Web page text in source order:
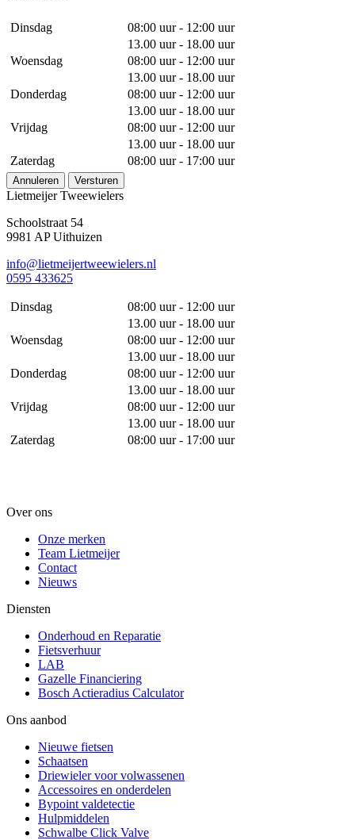
Dinsdag
08:00 uur - 12:00 uur
13.00 uur - 18.00 uur
Woensdag
08:00 uur - 12:00 uur
13.00 uur - 18.00 uur
Donderdag
08:00 uur - 12:00 uur
13.00 uur - 18.00 uur
Vrijdag
08:00 uur - 12:00 uur
13.00 uur - 18.00 uur
Zaterdag
08:00 uur - 17:00 uur
Annuleren Versturen
Lietmeijer Tweewielers
Schoolstraat 54
9981 AP Uithuizen
info@lietmeijertweewielers.nl
0595 433625
Dinsdag
08:00 uur - 12:00 uur
13.00 uur - 18.00 uur
Woensdag
08:00 uur - 12:00 uur
13.00 uur - 18.00 uur
Donderdag
08:00 uur - 12:00 uur
13.00 uur - 18.00 uur
Vrijdag
08:00 uur - 12:00 uur
13.00 uur - 18.00 uur
Zaterdag
08:00 uur - 17:00 uur
Over ons
Onze merken
Team Lietmeijer
Contact
Nieuws
Diensten
Onderhoud en Reparatie
Fietsverhuur
LAB
Gazelle Financiering
Bosch Actieradius Calculator
Ons aanbod
Nieuwe fietsen
Schaatsen
Driewieler voor volwassenen
Accessoires en onderdelen
Bypoint valdetectie
Hulpmiddelen
Schwalbe Click Valve